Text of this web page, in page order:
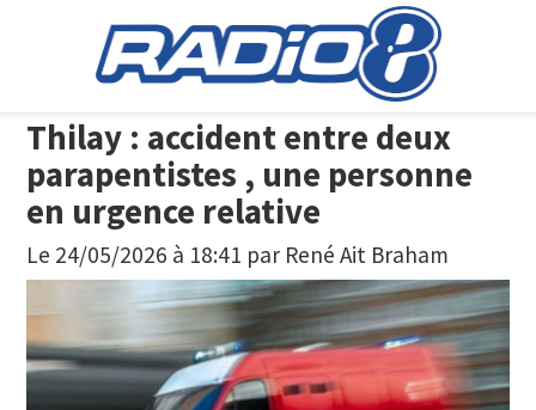
Thilay : accident entre deux
parapentistes , une personne
en urgence relative
Le 24/05/2026 à 18:41 par René Ait Braham